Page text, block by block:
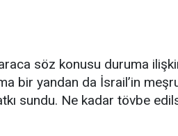
söz konusu duruma
bir yandan da İsrail’in
sundu. Ne kadar tövbe